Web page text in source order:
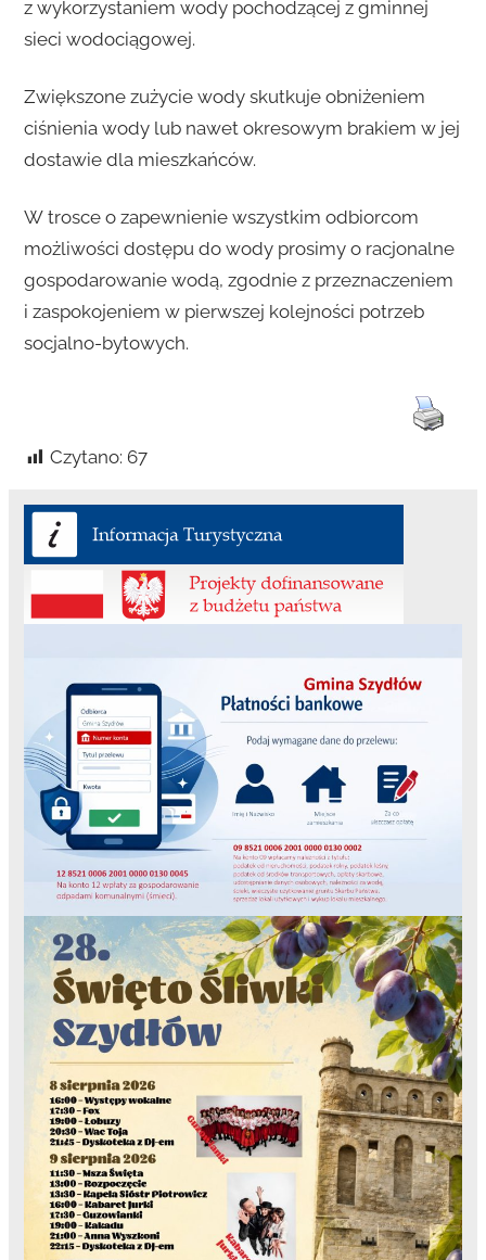
z wykorzystaniem wody pochodzącej z gminnej
sieci wodociągowej.
Zwiększone zużycie wody skutkuje obniżeniem
ciśnienia wody lub nawet okresowym brakiem w jej
dostawie dla mieszkańców.
W trosce o zapewnienie wszystkim odbiorcom
możliwości dostępu do wody prosimy o racjonalne
gospodarowanie wodą, zgodnie z przeznaczeniem
i zaspokojeniem w pierwszej kolejności potrzeb
socjalno-bytowych.
Czytano: 67